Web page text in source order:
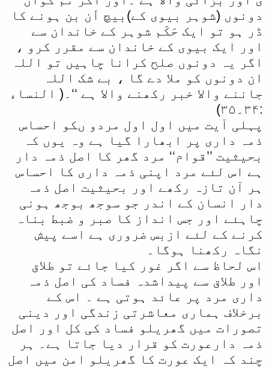
دونوں (شوہر بیوی کے)بیچ اَن بن ہونے کا
ڈر ہو تو ایک حَکَم شوہر کے خاندان سے
اور ایک بیوی کے خاندان سے مقرر کرو ،
اگر یہ دونوں صلح کرانا چاہیں تو اللہ
ان دونوں کو ملا دے گا ، بے شک اللہ
جاننے والا خبر رکھنے والا ہے ‘‘۔( النساء
:۳۴۔۳۵)
پہلی آیت میں اول اول مردو ںکو احساس
ذمہ داری پر ابھارا گیا ہے وہ یوں کہ
بحیثیت ’’قوام‘‘ مرد گھر کا اصل ذمہ دار
ہے اس لئے مرد اپنی ذمہ داری کا احساس
ہر آن تازہ رکھے اور بحیثیت اصل ذمہ
دار انسان کے اندر جو سوجھ بوجھ ہونی
چاہئے اور جس انداز کا صبر و ضبط بناہ
کرنے کے لئے ازبس ضروری ہے اسے پیش
نگاہ رکھنا ہوگا۔
اس لحاظ سے اگر غور کیا جائے تو طلاق
اور طلاق سے پیداشدہ فساد کی اصل ذمہ
داری مرد پر عائد ہوتی ہے ۔ اس کے
برخلاف ہماری معاشرتی زندگی اور دینی
تصورات میں گھریلو فساد کی کل اور اصل
ذمہ دارعورت کو قرار دیا جاتا ہے۔ ہر
چند کہ ایک عورت کا گھریلو امن میں اصل